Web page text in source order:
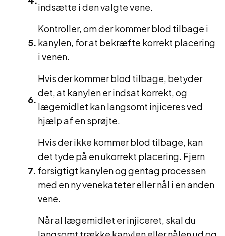
indsætte i den valgte vene.
Kontroller, om der kommer blod tilbage i
kanylen, for at bekræfte korrekt placering
i venen.
Hvis der kommer blod tilbage, betyder
det, at kanylen er indsat korrekt, og
lægemidlet kan langsomt injiceres ved
hjælp af en sprøjte.
Hvis der ikke kommer blod tilbage, kan
det tyde på en ukorrekt placering. Fjern
forsigtigt kanylen og gentag processen
med en ny venekateter eller nål i en anden
vene.
Når al lægemidlet er injiceret, skal du